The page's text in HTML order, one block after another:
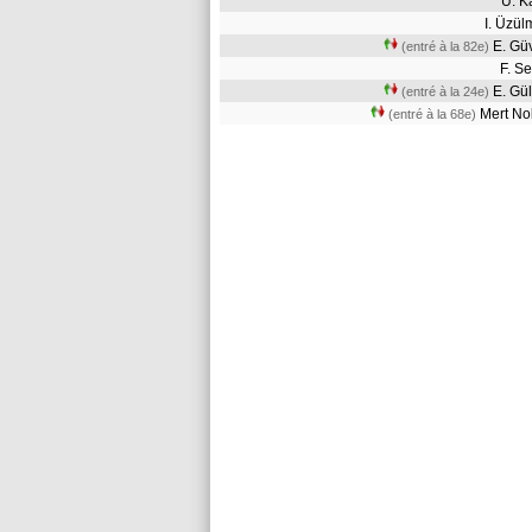
I.
(entré à la 82e) E.
F.
(entré à la 24e) E.
(entré à la 68e) Mert